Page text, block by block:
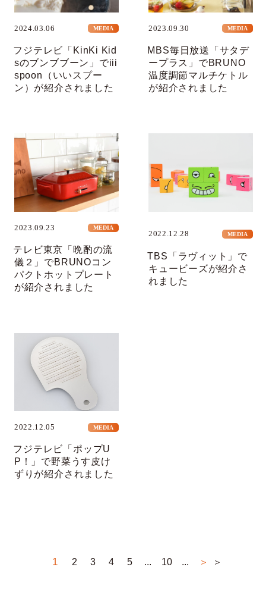
2024.03.06 MEDIA
フジテレビ「KinKi Kid
sのブンブブーン」でiii
spoon（いいスプー
ン）が紹介されました
2023.09.30 MEDIA
MBS毎日放送「サタデ
ープラス」でBRUNO
温度調節マルチケトル
が紹介されました
2023.09.23 MEDIA
テレビ東京「晩酌の流
儀２」でBRUNOコン
パクトホットプレート
が紹介されました
2022.12.28 MEDIA
TBS「ラヴィット」で
キュービーズが紹介さ
れました
2022.12.05 MEDIA
フジテレビ「ポップU
P！」で野菜うす皮け
ずりが紹介されました
1 2 3 4 5 ... 10 ... ＞ ＞